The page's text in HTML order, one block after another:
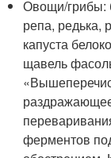
Овощи/грибы:
репа, редька,
капуста
щавель
ферментов